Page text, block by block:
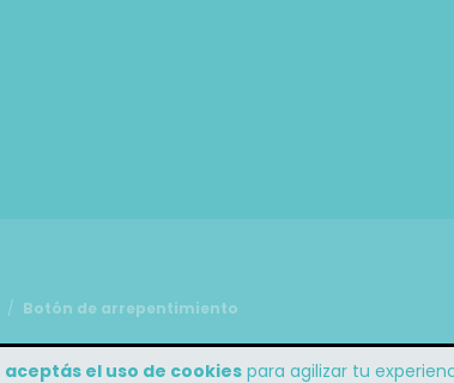
aceptás el uso de cookiespara agilizar tu
/ Botón de arrepentimiento